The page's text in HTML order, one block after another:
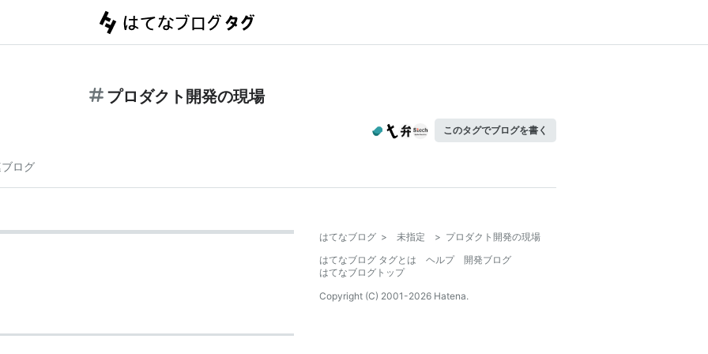
プロダクト開発の現場
このタグでブログを書く
ログ
はてなブログ > 未指定 > プロダクト開発の現場
はてなブログ タグとは
ヘルプ
開発ブログ
はてなブログトップ
Copyright (C) 2001-2026 Hatena.